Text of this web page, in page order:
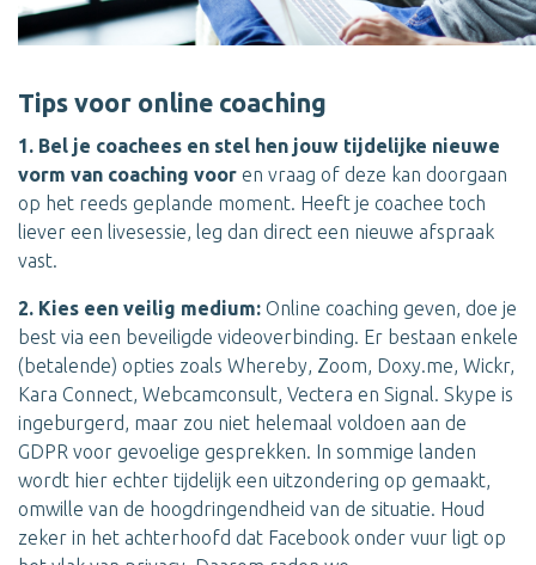
Tips voor online coaching
1. Bel je coachees en stel hen jouw tijdelijke nieuwe
vorm van coaching voor en vraag of deze kan doorgaan
op het reeds geplande moment. Heeft je coachee toch
liever een livesessie, leg dan direct een nieuwe afspraak
vast.
2. Kies een veilig medium: Online coaching geven, doe je
best via een beveiligde videoverbinding. Er bestaan enkele
(betalende) opties zoals Whereby, Zoom, Doxy.me, Wickr,
Kara Connect, Webcamconsult, Vectera en Signal. Skype is
ingeburgerd, maar zou niet helemaal voldoen aan de
GDPR voor gevoelige gesprekken. In sommige landen
wordt hier echter tijdelijk een uitzondering op gemaakt,
omwille van de hoogdringendheid van de situatie. Houd
zeker in het achterhoofd dat Facebook onder vuur ligt op